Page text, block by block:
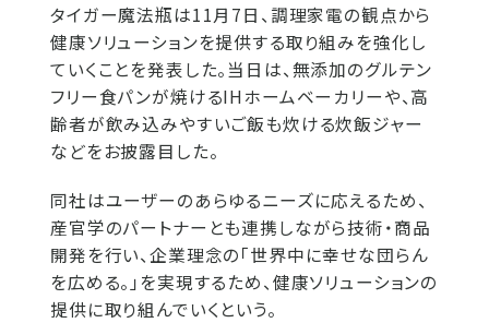
タイガー魔法瓶は11月7日、調理家電の観点から
健康ソリューションを提供する取り組みを強化し
ていくことを発表した。当日は、無添加のグルテン
フリー食パンが焼けるIHホームベーカリーや、高
齢者が飲み込みやすいご飯も炊ける炊飯ジャー
などをお披露目した。
同社はユーザーのあらゆるニーズに応えるため、
産官学のパートナーとも連携しながら技術・商品
開発を行い、企業理念の「世界中に幸せな団らん
を広める。」を実現するため、健康ソリューションの
提供に取り組んでいくという。